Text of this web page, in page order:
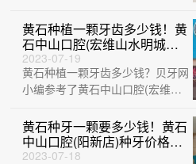
腔(清和路店···
黄石种植一颗牙齿多少钱！黄
石中山口腔(宏维山水明城店)
种植牙新价格已确定，国产钛
基牙(BAM)种植牙价格：3566
元起/颗！
2023-07-19
黄石种植一颗牙齿多少钱？贝牙网
小编参考了黄石中山口腔(宏维山
黄石精诚口···
黄石种牙一颗要多少钱！黄石
中山口腔(阳新店)种牙价格表
送上，美国杰美种植体：
2023-07-18